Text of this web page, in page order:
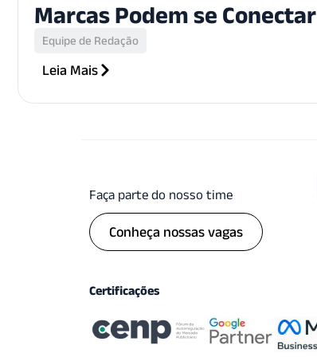
Marcas Podem se Conectar
Equipe de Redação
Leia Mais
Faça parte do nosso time
Conheça nossas vagas
Certificações